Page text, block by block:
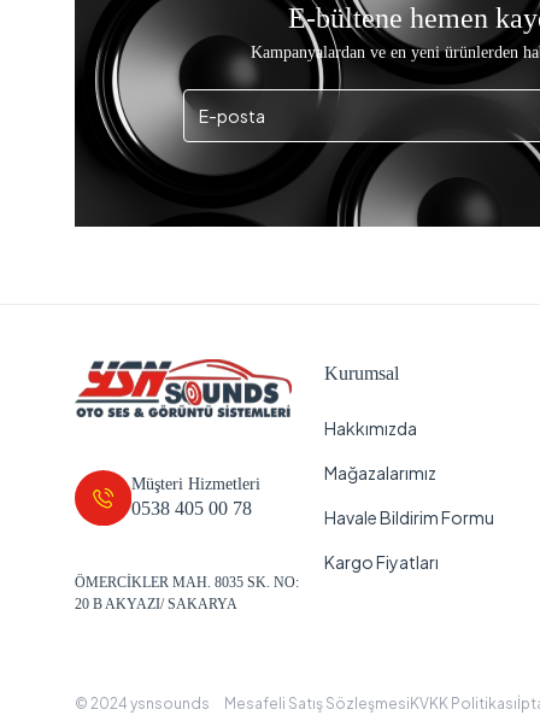
E-bültene hemen
Kampanyalardan ve en yeni ürünlerden
Müşteri Hizmetleri
0538 405 00 78
ÖMERCİKLER MAH. 8035 SK. NO:
20 B AKYAZI/ SAKARYA
Kurumsal
Hakkımızda
Mağazalarımız
Havale Bildirim Formu
Kargo Fiyatları
© 2024 ysnsounds Mesafeli Satış Sözleşmesi KVKK Politikası